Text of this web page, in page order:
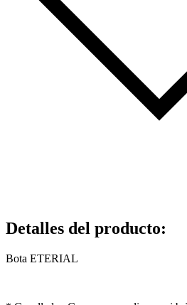
Detalles del producto:
Bota ETERIAL